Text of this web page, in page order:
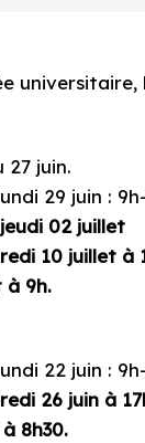
27 juin.
29 juin :
02 juillet
10 juillet à
à 9h.
22 juin :
26 juin à
8h30.